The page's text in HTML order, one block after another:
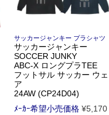
サッカージャンキー プラシャツ
サッカージャンキー
SOCCER JUNKY
ABC-X ロングプラTEE
フットサル サッカー ウェ
ア
24AW (CP24D04)
ﾒｰｶｰ希望小売価格 ¥5,170